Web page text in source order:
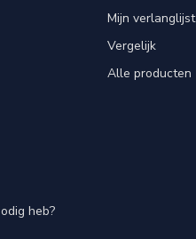
heb?
Mijn verlanglijst
Vergelijk
Alle producten